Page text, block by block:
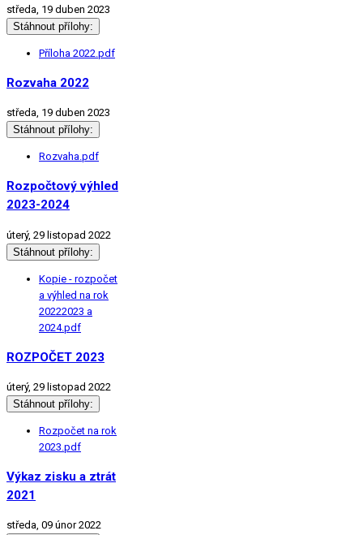
středa, 19 duben 2023
Stáhnout přílohy:
Příloha 2022.pdf
Rozvaha 2022
středa, 19 duben 2023
Stáhnout přílohy:
Rozvaha.pdf
Rozpočtový výhled
2023-2024
úterý, 29 listopad 2022
Stáhnout přílohy:
Kopie - rozpočet
a výhled na rok
20222023 a
2024.pdf
ROZPOČET 2023
úterý, 29 listopad 2022
Stáhnout přílohy:
Rozpočet na rok
2023.pdf
Výkaz zisku a ztrát
2021
středa, 09 únor 2022